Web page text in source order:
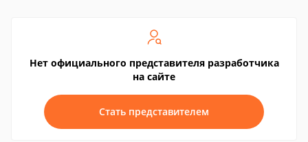
Нет официального представителя разработчика
на сайте
Стать представителем